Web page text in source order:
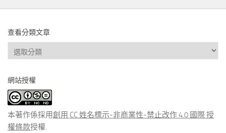
查看分類文章
查
看
類
文
章
網站授權
本著作係採用創用 CC 姓名標示-非商業性-禁止改作 4.0 國際 授
權條款授權.